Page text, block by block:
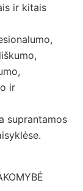
ir kitais
ir
suprantamos